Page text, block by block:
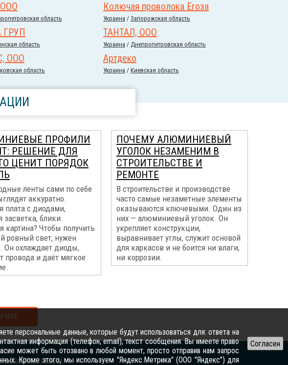
ООО
область
Колючая проволока Егоза
Украина / Запорожская область
область
ТАНТАЛ, ООО
Украина / Днепропетровская область
ООО
область
Артдеко
Украина / Киевская область
ПРОФИЛИ
РЕШЕНИЕ ДЛЯ
ЦЕНИТ ПОРЯДОК
ленты сами по себе
аккуратно.
плата с диодами,
засветка, блики.
картина? Чтобы получить
ровный свет, нужен
Он охлаждает диоды,
провода и даёт мягкое
ПОЧЕМУ АЛЮМИНИЕВЫЙ
УГОЛОК НЕЗАМЕНИМ В
СТРОИТЕЛЬСТВЕ И
РЕМОНТЕ
В строительстве и производстве
часто самые незаметные элементы
оказываются ключевыми. Один из
них — алюминиевый уголок. Он
укрепляет конструкции,
выравнивает углы, служит основой
для каркасов и не боится ни влаги,
ни коррозии.
с администрацией
персональные данные, которые будут использоваться для: ответа на
информация (телефон, email), текст сообщения. Вы имеете право
может быть отозвано в любой момент, просто отправив нам запрос
Кроме этого, мы используем "Яндекс.Метрика" (ООО "Яндекс") для